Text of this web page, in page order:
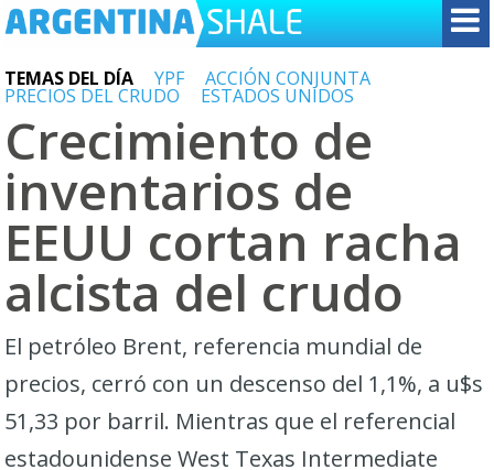
TEMAS DEL DÍA YPF ACCIÓN CONJUNTA
PRECIOS DEL CRUDO ESTADOS UNIDOS
Crecimiento de
inventarios de
EEUU cortan racha
alcista del crudo
El petróleo Brent, referencia mundial de
precios, cerró con un descenso del 1,1%, a u$s
51,33 por barril. Mientras que el referencial
estadounidense West Texas Intermediate